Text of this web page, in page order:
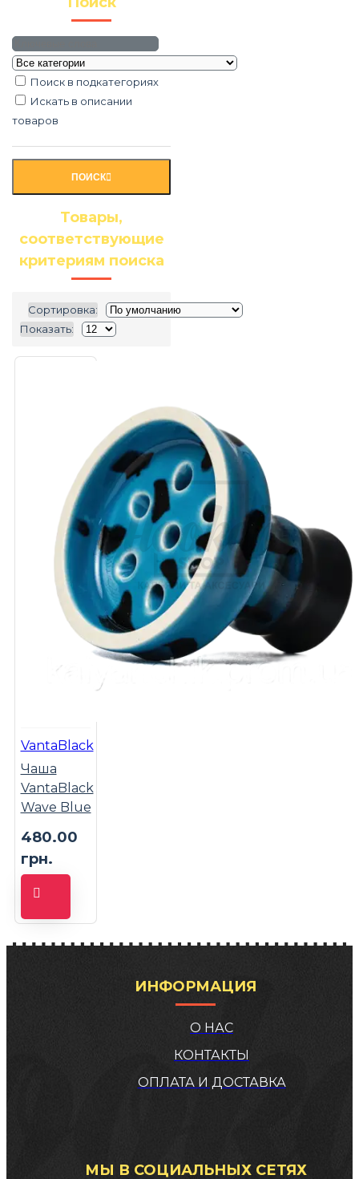
Поиск в подкатегориях
Искать в описании
товаров
ПОИСК
Товары,
соответствующие
критериям поиска
Сортировка:
Показать:
VantaBlack
Чаша
VantaBlack
Wave Blue
480.00
грн.
ИНФОРМАЦИЯ
О НАС
КОНТАКТЫ
ОПЛАТА И ДОСТАВКА
МЫ В СОЦИАЛЬНЫХ СЕТЯХ